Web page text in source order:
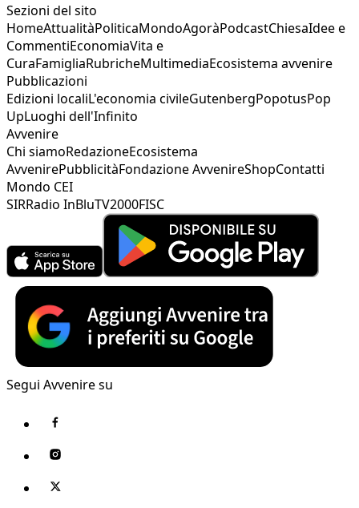
Sezioni del sito
HomeAttualitàPoliticaMondoAgoràPodcastChiesaIdee e
CommentiEconomiaVita e
CuraFamigliaRubricheMultimediaEcosistema avvenire
Pubblicazioni
Edizioni localiL'economia civileGutenbergPopotusPop
UpLuoghi dell'Infinito
Avvenire
Chi siamoRedazioneEcosistema
AvvenirePubblicitàFondazione AvvenireShopContatti
Mondo CEI
SIRRadio InBluTV2000FISC
Segui Avvenire su